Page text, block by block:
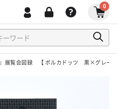
0
』展覧会図録 【 ポルカドッツ 黒×グレー